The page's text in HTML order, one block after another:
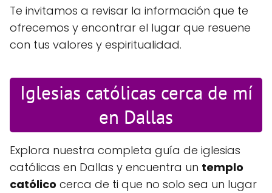
Te invitamos a revisar la información que te
ofrecemos y encontrar el lugar que resuene
con tus valores y espiritualidad.
Iglesias católicas cerca de mí
en Dallas
Explora nuestra completa guía de iglesias
católicas en Dallas y encuentra un templo
católico cerca de ti que no solo sea un lugar